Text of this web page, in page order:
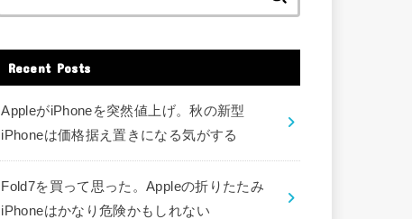
Recent Posts
AppleがiPhoneを突然値上げ。秋の新型
iPhoneは価格据え置きになる気がする
Fold7を買って思った。Appleの折りたたみ
iPhoneはかなり危険かもしれない